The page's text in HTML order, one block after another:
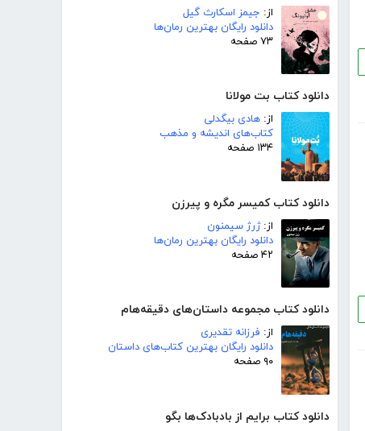
از: جیمز اسکارث گیل
دانلود رایگان بهترین رمان‌ها
۷۳ صفحه
دانلود کتاب بت مولانا
از: هادی بیگدلی
کتاب‌های اندیشه و مذهب
۱۳۴ صفحه
دانلود کتاب کمیسر مگره و پیرزن
از:ژرژ سیمنون
دانلود رایگان بهترین رمان‌ها
۴۲ صفحه
دانلود کتاب مجموعه داستان‌های دقیقه‌هام
از: فرزانه تقدیری
دانلود رایگان بهترین کتاب‌های داستان
۹۰ صفحه
دانلود کتاب برایم از بادبادک‌ها بگو